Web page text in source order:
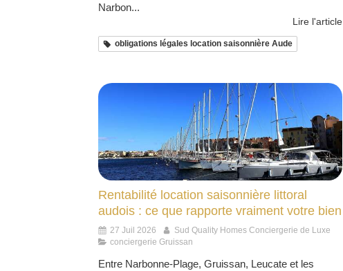
Narbon...
Lire l'article
obligations légales location saisonnière Aude
Rentabilité location saisonnière littoral
audois : ce que rapporte vraiment votre bien
27 Juil 2026
Sud Quality Homes Conciergerie de Luxe
conciergerie Gruissan
Entre Narbonne-Plage, Gruissan, Leucate et les